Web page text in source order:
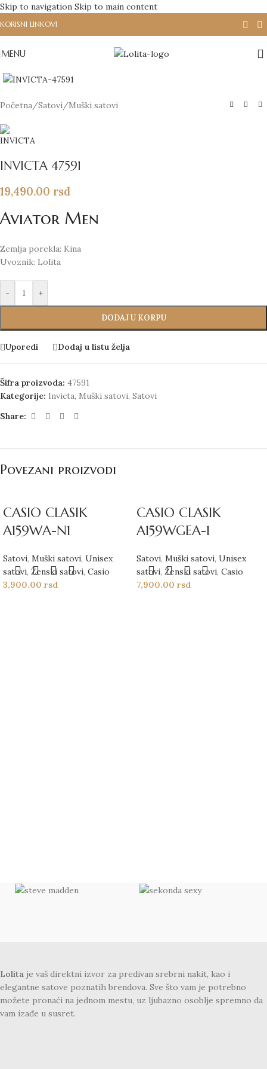
Skip to navigation Skip to main content
KORISNI LINKOVI
MENU
Početna /Satovi /Muški satovi
INVICTA 47591
19,490.00 rsd
Aviator Men
Zemlja porekla: Kina
Uvoznik: Lolita
- +
DODAJ U KORPU
Uporedi Dodaj u listu želja
Šifra proizvoda: 47591
Kategorije: Invicta, Muški satovi, Satovi
Share:
Povezani proizvodi
CASIO CLASIK
A159WA-N1
Satovi, Muški satovi, Unisex
satovi, Ženski satovi, Casio
3,900.00 rsd
CASIO CLASIK
A159WGEA-1
Satovi, Muški satovi, Unisex
satovi, Ženski satovi, Casio
7,900.00 rsd
Lolita je vaš direktni izvor za predivan srebrni nakit, kao i
elegantne satove poznatih brendova. Sve što vam je potrebno
možete pronaći na jednom mestu, uz ljubazno osoblje spremno da
vam izađe u susret.